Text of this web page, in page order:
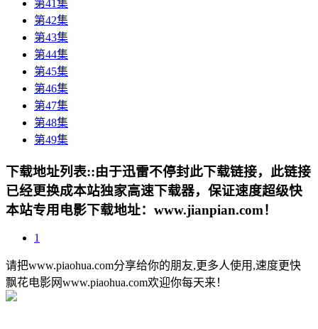
第41集
第42集
第43集
第44集
第45集
第46集
第47集
第48集
第49集
下载地址列表::由于迅雷不停封此下载链接，此链接
已经更换成本站独家高速下载器，保证速度超级快
本站专用电影下载地址：www.jianpian.com！
1
请把www.piaohua.com分享给你的朋友,更多人使用,速度更快
飘花电影网www.piaohua.com欢迎你每天来！